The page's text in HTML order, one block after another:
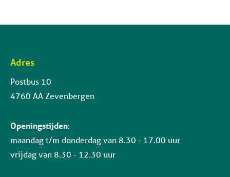
Contactinformatie
Adres
Postbus 10
4760 AA Zevenbergen
Openingstijden:
maandag t/m donderdag van 8.30 - 17.00 uur
vrijdag van 8.30 - 12.30 uur